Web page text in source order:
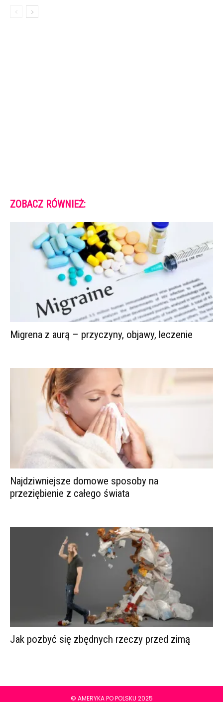
ZOBACZ RÓWNIEŻ:
Migrena z aurą – przyczyny, objawy, leczenie
Najdziwniejsze domowe sposoby na
przeziębienie z całego świata
Jak pozbyć się zbędnych rzeczy przed zimą
© AMERYKA PO POLSKU 2025